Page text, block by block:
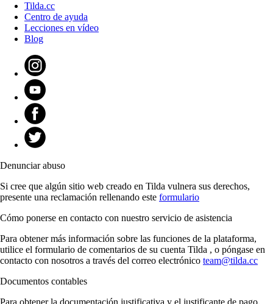
Tilda.cc
Centro de ayuda
Lecciones en vídeo
Blog
Denunciar abuso
Si cree que algún sitio web creado en Tilda vulnera sus derechos,
presente una reclamación rellenando este formulario
Cómo ponerse en contacto con nuestro servicio de asistencia
Para obtener más información sobre las funciones de la plataforma,
utilice el formulario de comentarios de su cuenta Tilda , o póngase en
contacto con nosotros a través del correo electrónico team@tilda.cc
Documentos contables